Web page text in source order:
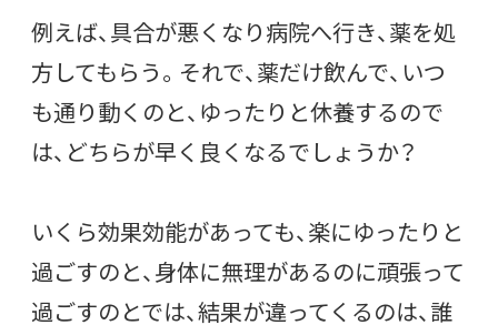
例えば、具合が悪くなり病院へ行き、薬を処
方してもらう。それで、薬だけ飲んで、いつ
も通り動くのと、ゆったりと休養するので
は、どちらが早く良くなるでしょうか？
いくら効果効能があっても、楽にゆったりと
過ごすのと、身体に無理があるのに頑張って
過ごすのとでは、結果が違ってくるのは、誰